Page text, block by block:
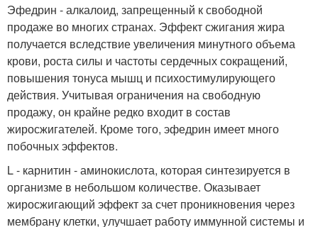
Эфедрин - алкалоид, запрещенный к свободной
продаже во многих странах. Эффект сжигания жира
получается вследствие увеличения минутного объема
крови, роста силы и частоты сердечных сокращений,
повышения тонуса мышц и психостимулирующего
действия. Учитывая ограничения на свободную
продажу, он крайне редко входит в состав
жиросжигателей. Кроме того, эфедрин имеет много
побочных эффектов.
L - карнитин - аминокислота, которая синтезируется в
организме в небольшом количестве. Оказывает
жиросжигающий эффект за счет проникновения через
мембрану клетки, улучшает работу иммунной системы и